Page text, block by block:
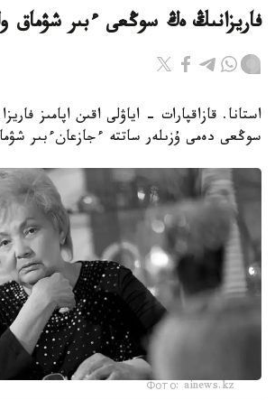
فاريزانىڭ ەڭ سوڭعى ءبىر شۋماق
استانا. قازاقپارات - اياۋلى اقىن اپامىز
سوڭعى دەمى ۇزىلەر ساتتە ءجازعانءبىر
Фото: ainews.kz